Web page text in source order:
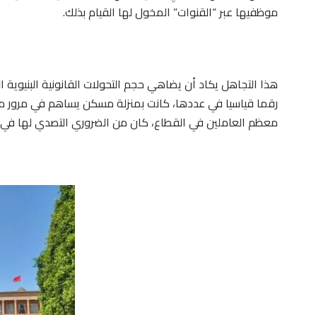
موظفيها عبر “القنوات” المخول لها القيام بذلك.
هذا التجاهل يكاد أن يضاهي حجم التحولات القانونية
رقما قياسيا في عددها، كانت بمنزلة مسكن يساهم في
معظم العاملين في القطاع، كان من الضروري التصدي لها